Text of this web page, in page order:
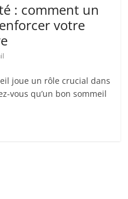
: comment un
votre
joue un rôle crucial dans
vous qu’un bon sommeil